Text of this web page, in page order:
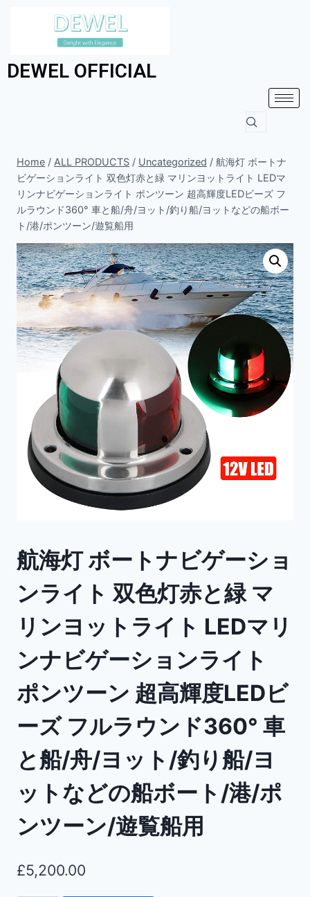
DEWEL OFFICIAL
Home / ALL PRODUCTS / Uncategorized / 航海灯 ボートナ
ビゲーションライト 双色灯赤と緑 マリンヨットライト LEDマ
リンナビゲーションライト ポンツーン 超高輝度LEDビーズ フ
ルラウンド360° 車と船/舟/ヨット/釣り船/ヨットなどの船ボー
ト/港/ポンツーン/遊覧船用
航海灯 ボートナビゲーショ
ンライト 双色灯赤と緑 マ
リンヨットライト LEDマリ
ンナビゲーションライト
ポンツーン 超高輝度LEDビ
ーズ フルラウンド360° 車
と船/舟/ヨット/釣り船/ヨ
ットなどの船ボート/港/ポ
ンツーン/遊覧船用
£5,200.00